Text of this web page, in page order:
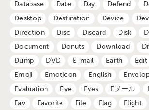
Database
Date Day Defend
Desktop
Destination Device
Direction
Disc Discard Disk
Document
Donuts Download
Dump
DVD E-mail Earth Edit
Emoji
Emoticon English
Evaluation
Eye Eyes Eメール
Fav
Favorite File Flag Flight